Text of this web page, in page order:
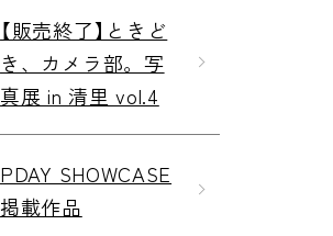
【販売終了】ときど
き、カメラ部。写
真展 in 清里 vol.4
PDAY SHOWCASE
掲載作品